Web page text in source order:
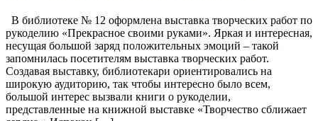
В библиотеке № 12 оформлена выставка творческих работ по
рукоделию «Прекрасное своими руками». Яркая и интересная,
несущая большой заряд положительных эмоций – такой
запомнилась посетителям выставка творческих работ.
Создавая выставку, библиотекари ориентировались на
широкую аудиторию, так чтобы интересно было всем,
большой интерес вызвали книги о рукоделии,
представленные на книжной выставке «Творчество сближает